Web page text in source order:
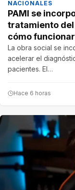
NACIONALES
PAMI se
tratamiento del
cómo
La obra social se
acelerar el
pacientes. El…
Hace 6 horas